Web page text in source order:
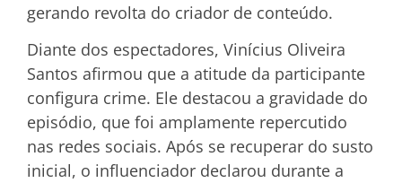
gerando revolta do criador de conteúdo.
Diante dos espectadores, Vinícius Oliveira
Santos afirmou que a atitude da participante
configura crime. Ele destacou a gravidade do
episódio, que foi amplamente repercutido
nas redes sociais. Após se recuperar do susto
inicial, o influenciador declarou durante a